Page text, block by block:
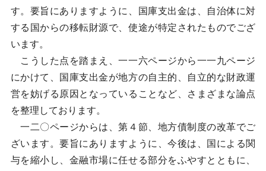
す。要旨にありますように、国庫支出金は、自治体に対
する国からの移転財源で、使途が特定されたものでござ
います。
こうした点を踏まえ、一一六ページから一一九ページ
にかけて、国庫支出金が地方の自主的、自立的な財政運
営を妨げる原因となっていることなど、さまざまな論点
を整理しております。
一二〇ページからは、第４節、地方債制度の改革でご
ざいます。要旨にありますように、今後は、国による関
与を縮小し、金融市場に任せる部分をふやすとともに、